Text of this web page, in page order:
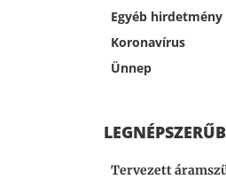
Egyéb hirdetmény
Koronavírus
Ünnep
Tervezett